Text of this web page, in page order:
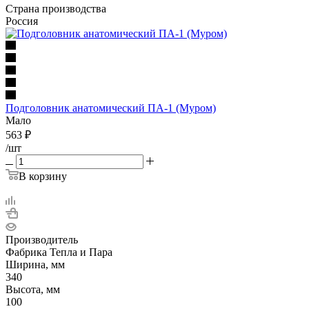
Страна производства
Россия
Подголовник анатомический ПА-1 (Муром)
Мало
563 ₽
/шт
В корзину
Производитель
Фабрика Тепла и Пара
Ширина, мм
340
Высота, мм
100